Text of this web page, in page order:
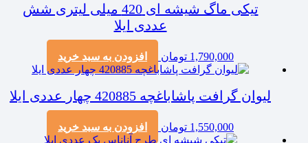
تیکی ماگ شیشه ای 420 میلی لیتری شش
عددی ایلا
1,790,000 تومان افزودن به سبد خرید
لیوان گرافت پاشاباغچه 420885 چهار عددی ایلا
1,550,000 تومان افزودن به سبد خرید